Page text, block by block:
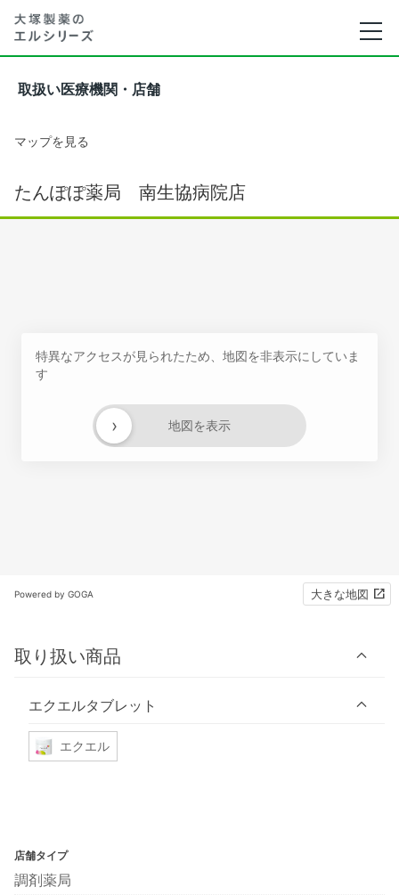
取扱い医療機関・店舗
マップを見る
たんぽぽ薬局 南生協病院店
特異なアクセスが見られたため、地図を非表示にしていま
す
地図を表示
›
Powered by GOGA 大きな地図
取り扱い商品
エクエルタブレット
エクエル
店舗タイプ
調剤薬局